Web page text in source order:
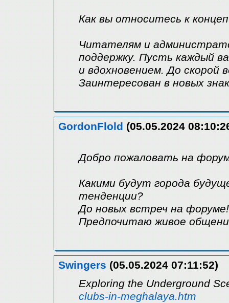
Как вы относитесь к
Читателям и
поддержку. Пусть каждый
и вдохновением. До скорой
Заинтересован в новых
GordonFlold (05.05.2024
Добро пожаловать на
Какими будут города
тенденции?
До новых встреч на форуме!
Предпочитаю живое
Swingers (05.05.2024 07:11:52)
Exploring the Underground
clubs-in-meghalaya.htm